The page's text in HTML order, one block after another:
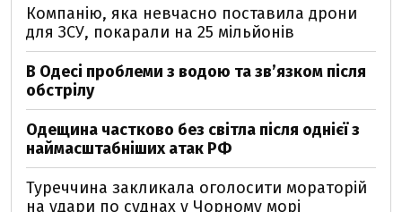
Компанію, яка невчасно поставила дрони
для ЗСУ, покарали на 25 мільйонів
В Одесі проблеми з водою та звʼязком після
обстрілу
Одещина частково без світла після однієї з
наймасштабніших атак РФ
Туреччина закликала оголосити мораторій
на удари по суднах у Чорному морі